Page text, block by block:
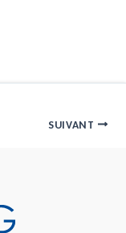
SUIVANT